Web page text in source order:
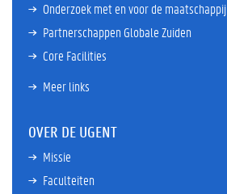
Onderzoek met en voor de maatschappij
Partnerschappen Globale Zuiden
Core Facilities
Meer links
OVER DE UGENT
Missie
Faculteiten